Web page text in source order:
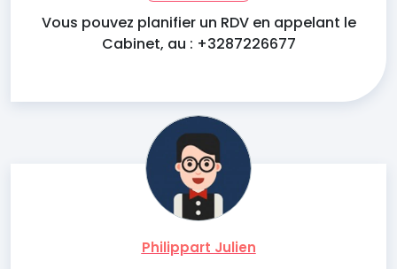
Vous pouvez planifier un RDV en appelant le
Cabinet, au : +3287226677
Philippart Julien